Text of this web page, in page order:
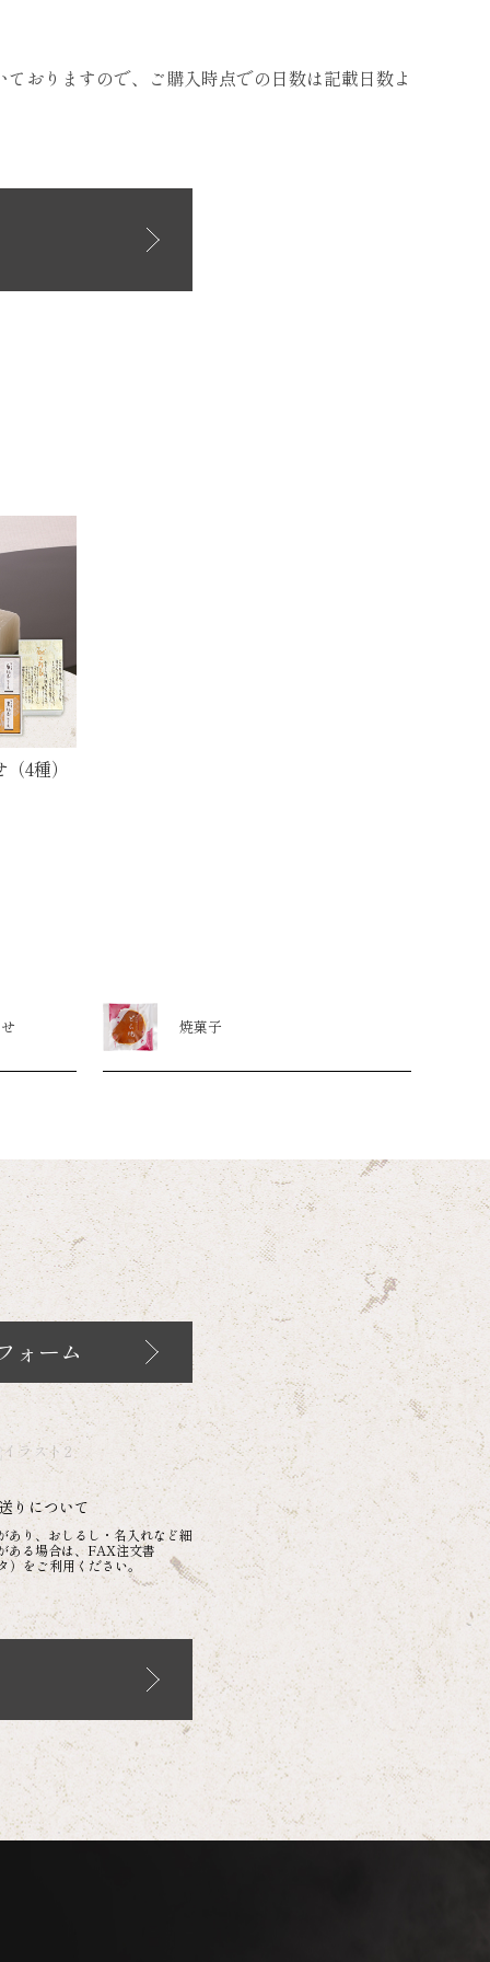
おりますので、ご購入時点での日数は記載日数よ
4種）
焼菓子
ォーム
りについて
あり、おしるし・名入れなど細
ある場合は、FAX注文書
）をご利用ください。